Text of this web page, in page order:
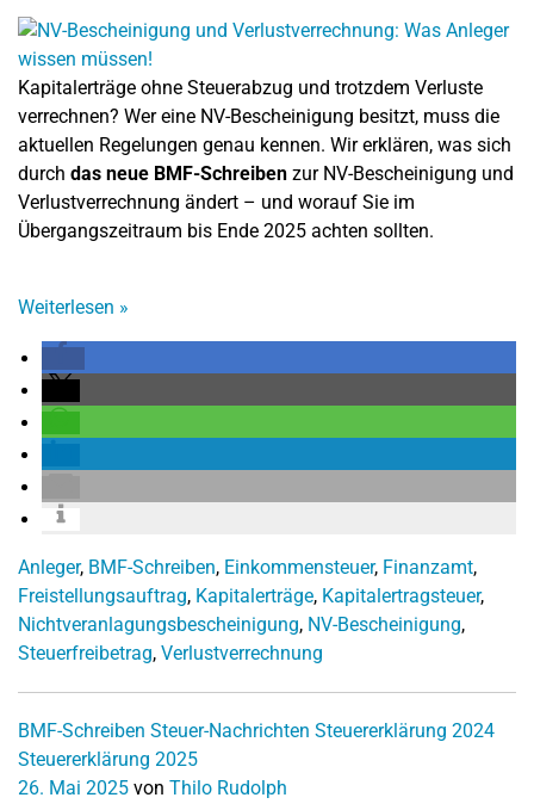
Kapitalerträge ohne Steuerabzug und trotzdem Verluste
verrechnen? Wer eine NV-Bescheinigung besitzt, muss die
aktuellen Regelungen genau kennen. Wir erklären, was sich
durch das neue BMF-Schreiben zur NV-Bescheinigung und
Verlustverrechnung ändert – und worauf Sie im
Übergangszeitraum bis Ende 2025 achten sollten.
Weiterlesen »
Anleger, BMF-Schreiben, Einkommensteuer, Finanzamt,
Freistellungsauftrag, Kapitalerträge, Kapitalertragsteuer,
Nichtveranlagungsbescheinigung, NV-Bescheinigung,
Steuerfreibetrag, Verlustverrechnung
BMF-Schreiben Steuer-Nachrichten Steuererklärung 2024
Steuererklärung 2025
26. Mai 2025 von Thilo Rudolph